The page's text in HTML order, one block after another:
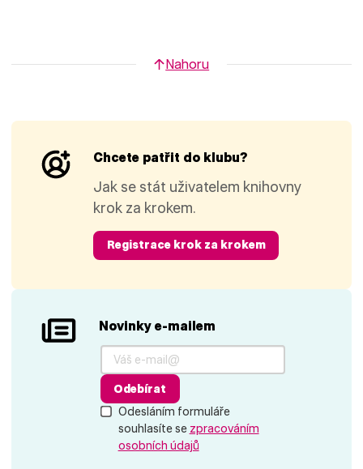
Nahoru
Chcete patřit do klubu?
Jak se stát uživatelem knihovny
krok za krokem.
Registrace krok za krokem
Novinky e-mailem
Odesláním formuláře
souhlasíte se zpracováním
osobních údajů
Odebírat